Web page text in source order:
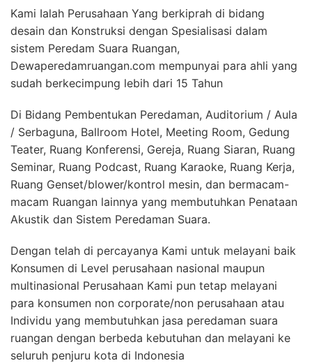
Kami Ialah Perusahaan Yang berkiprah di bidang
desain dan Konstruksi dengan Spesialisasi dalam
sistem Peredam Suara Ruangan,
Dewaperedamruangan.com mempunyai para ahli yang
sudah berkecimpung lebih dari 15 Tahun
Di Bidang Pembentukan Peredaman, Auditorium / Aula
/ Serbaguna, Ballroom Hotel, Meeting Room, Gedung
Teater, Ruang Konferensi, Gereja, Ruang Siaran, Ruang
Seminar, Ruang Podcast, Ruang Karaoke, Ruang Kerja,
Ruang Genset/blower/kontrol mesin, dan bermacam-
macam Ruangan lainnya yang membutuhkan Penataan
Akustik dan Sistem Peredaman Suara.
Dengan telah di percayanya Kami untuk melayani baik
Konsumen di Level perusahaan nasional maupun
multinasional Perusahaan Kami pun tetap melayani
para konsumen non corporate/non perusahaan atau
Individu yang membutuhkan jasa peredaman suara
ruangan dengan berbeda kebutuhan dan melayani ke
seluruh penjuru kota di Indonesia